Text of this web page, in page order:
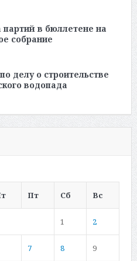
в бюллетене на
собрание
делу о строительстве
водопада
Пт Сб Вс
1 2
7 8 9